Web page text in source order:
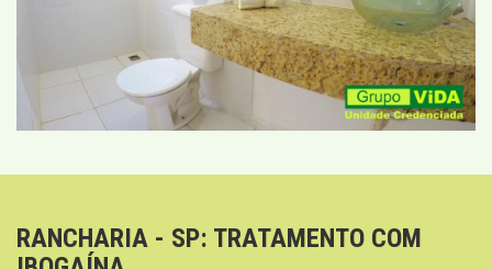
RANCHARIA - SP: TRATAMENTO COM